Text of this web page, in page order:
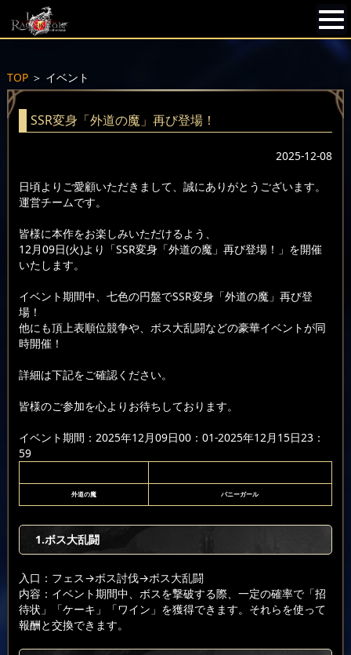
TOP＞ イベント
SSR変身「外道の魔」再び登場！
2025-12-08
日頃よりご愛顧いただきまして、誠にありがとうございます。
運営チームです。
皆様に本作をお楽しみいただけるよう、
12月09日(火)より「SSR変身「外道の魔」再び登場！」を開催
いたします。
イベント期間中、七色の円盤でSSR変身「外道の魔」再び登
場！
他にも頂上表順位競争や、ボス大乱闘などの豪華イベントが同
時開催！
詳細は下記をご確認ください。
皆様のご参加を心よりお待ちしております。
イベント期間：2025年12月09日00：01-2025年12月15日23：
59
外道の魔 バニーガール
1.ボス大乱闘
入口：フェス→ボス討伐→ボス大乱闘
内容：イベント期間中、ボスを撃破する際、一定の確率で「招
待状」「ケーキ」「ワイン」を獲得できます。それらを使って
報酬と交換できます。